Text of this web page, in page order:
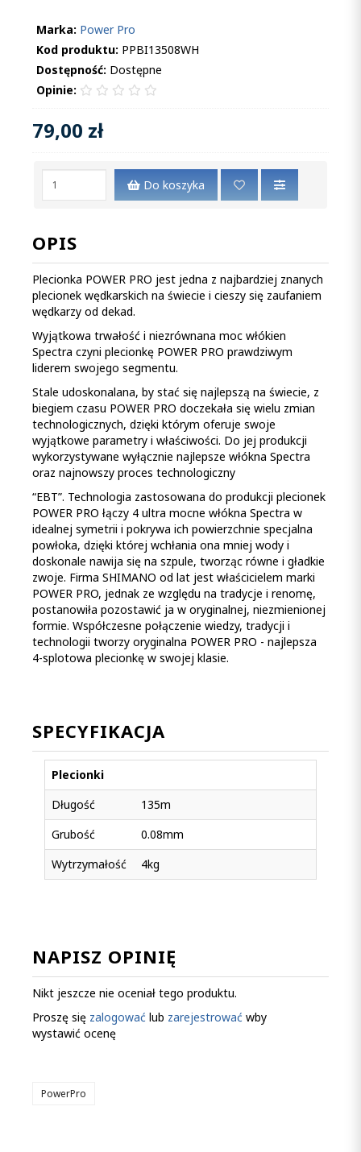
Marka: Power Pro
Kod produktu: PPBI13508WH
Dostępność: Dostępne
Opinie:
79,00 zł
Do koszyka
OPIS
Plecionka POWER PRO jest jedna z najbardziej znanych
plecionek wędkarskich na świecie i cieszy się zaufaniem
wędkarzy od dekad.
Wyjątkowa trwałość i niezrównana moc włókien
Spectra czyni plecionkę POWER PRO prawdziwym
liderem swojego segmentu.
Stale udoskonalana, by stać się najlepszą na świecie, z
biegiem czasu POWER PRO doczekała się wielu zmian
technologicznych, dzięki którym oferuje swoje
wyjątkowe parametry i właściwości. Do jej produkcji
wykorzystywane wyłącznie najlepsze włókna Spectra
oraz najnowszy proces technologiczny
“EBT”. Technologia zastosowana do produkcji plecionek
POWER PRO łączy 4 ultra mocne włókna Spectra w
idealnej symetrii i pokrywa ich powierzchnie specjalna
powłoka, dzięki której wchłania ona mniej wody i
doskonale nawija się na szpule, tworząc równe i gładkie
zwoje. Firma SHIMANO od lat jest właścicielem marki
POWER PRO, jednak ze względu na tradycje i renomę,
postanowiła pozostawić ja w oryginalnej, niezmienionej
formie. Współczesne połączenie wiedzy, tradycji i
technologii tworzy oryginalna POWER PRO - najlepsza
4-splotowa plecionkę w swojej klasie.
SPECYFIKACJA
Plecionki
Długość
135m
Grubość
0.08mm
Wytrzymałość
4kg
NAPISZ OPINIĘ
Nikt jeszcze nie oceniał tego produktu.
Proszę się zalogować lub zarejestrować wby
wystawić ocenę
PowerPro